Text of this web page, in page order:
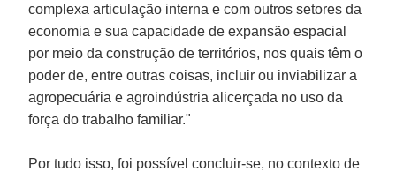
complexa articulação interna e com outros setores da
economia e sua capacidade de expansão espacial
por meio da construção de territórios, nos quais têm o
poder de, entre outras coisas, incluir ou inviabilizar a
agropecuária e agroindústria alicerçada no uso da
força do trabalho familiar."
Por tudo isso, foi possível concluir-se, no contexto de